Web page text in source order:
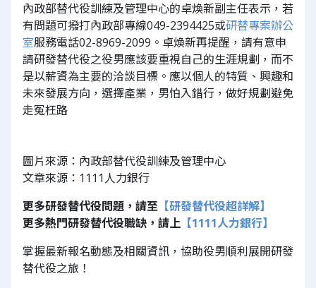
內政部替代役訓練及管理中心的卓煥新副主任表示，若
有問題可撥打內政部專線049-2394425或研替專案辦公
室服務電話02-8969-2099。卓煥新再提醒，請有意申
請研發替代役之役男應該要重視自己的生涯規劃，而不
是以薪資為主要的洽談目標。應以個人的特質、興趣和
未來發展方向，選擇產業，男怕入錯行，做好規劃避免
走冤枉路
圖片來源：內政部替代役訓練及管理中心
文章來源：1111人力銀行
更多研發替代役問題，請至 【研發替代役超詳解】
更多熱門研發替代役職缺，請上 【1111人力銀行】
掌握最新報名動態及相關資訊，協助役男順利展開研發
替代役之旅！